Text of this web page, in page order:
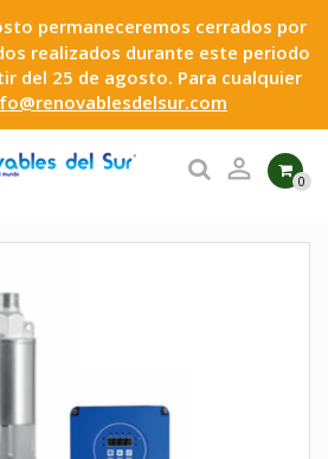
permaneceremos cerrados por
realizados durante este periodo
del 25 de agosto. Para cualquier
 0